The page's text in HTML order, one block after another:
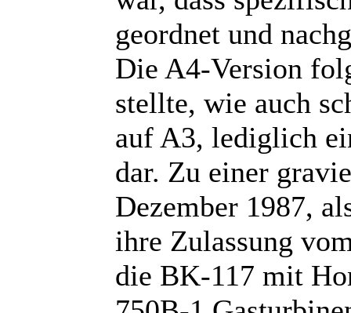
geordnet und
Die A4-Version
stellte, wie auch
auf A3, lediglich
dar. Zu einer
Dezember 1987,
ihre Zulassung
die BK-117 mit